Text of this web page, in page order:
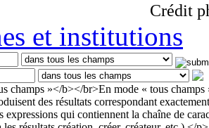
Crédit
et institutions